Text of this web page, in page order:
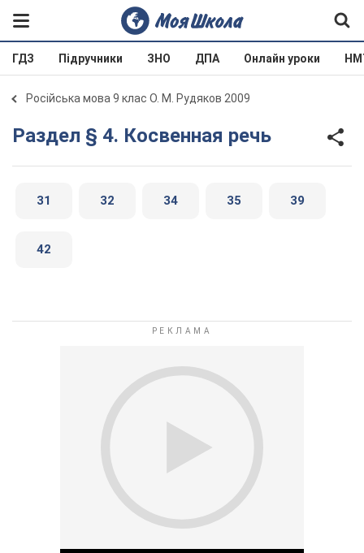
ГДЗ Підручники ЗНО ДПА Онлайн уроки
Російська мова 9 клас О. М. Рудяков 2009
Раздел § 4. Косвенная речь
31 32 34 35 39
42